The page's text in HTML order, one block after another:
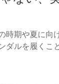
時期や夏に向
ダルを履くこ